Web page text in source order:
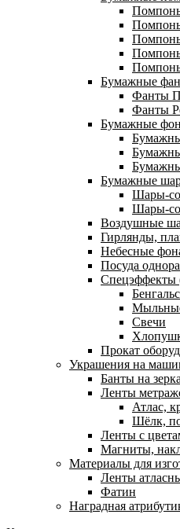
Бумажные
Фанты
Фанты
Бумажные
Бумажные
Шары-
Шары-
Воздушные
Гирлянды,
Небесные
Посуда
Спецэффекты
Свечи
Прокат
Украшения на
Банты на
Ленты
Атлас,
Шёлк,
Ленты с
Магниты,
Материалы для
Ленты
Фатин
Наградная